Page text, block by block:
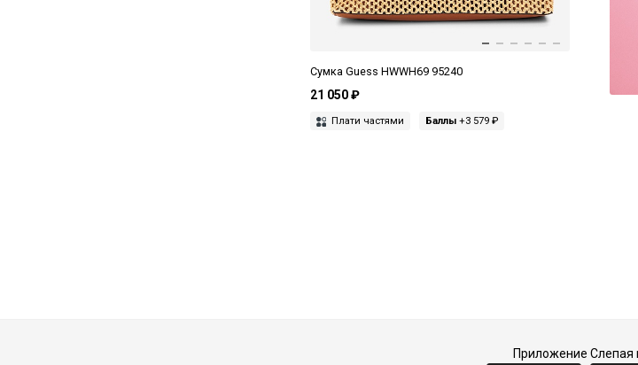
Сумка Guess HWWH69 95240
21 050 ₽
Плати частями Баллы +3 579 ₽
Приложение Слепая